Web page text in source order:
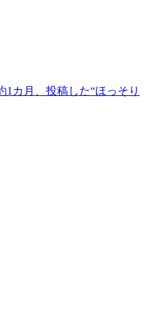
カ月、投稿した“ほっそり